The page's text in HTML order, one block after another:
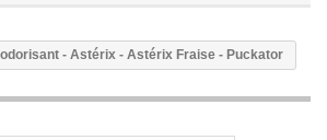
- Astérix - Astérix Fraise - Puckator